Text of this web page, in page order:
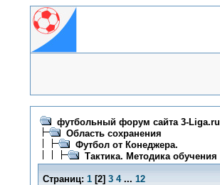
футбольный форум сайта 3-Liga.ru
Область сохранения
Футбол от Конеджера.
Тактика. Методика обучения
Страниц: 1[2] 3 4 ... 12